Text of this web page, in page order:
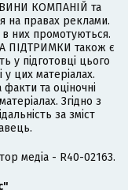
КОМПАНІЙ та
на правах реклами.
в них промотуються.
ПІДТРИМКИ також є
у підготовці цього
у цих матеріалах.
факти та оціночні
Згідно з
за зміст
медіа - R40-02163.